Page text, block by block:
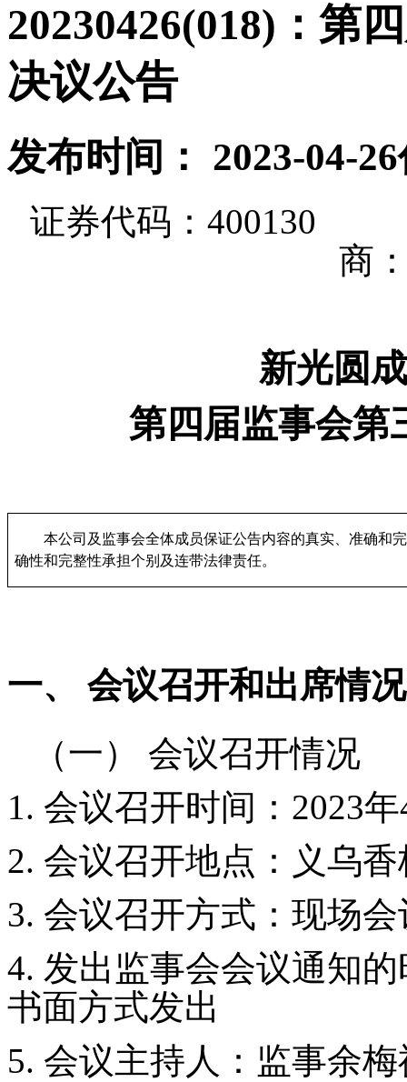
20230426(018)：第
决议公告
发布时间： 2023-04-26
证券代码 ： 400130
商
新光圆
第四 届监事会第
本公司及监事会全体成员保证公告内容的真实、准确和
确性和完整性承担个别及连带法律责任。
一、 会议召开和出席情况
（一） 会议召开情况
1. 会议召开时间： 2023年
2. 会议召开地点： 义乌
3. 会议召开方式： 现场会
4. 发出 监事会会议通知
书面方式发出
5. 会议主持人： 监事余梅